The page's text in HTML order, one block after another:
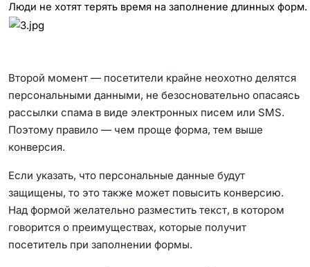
Люди не хотят терять время на заполнение длинных форм.
Второй момент — посетители крайне неохотно делятся
персональными данными, не безосновательно опасаясь
рассылки спама в виде электронных писем или SMS.
Поэтому правило — чем проще форма, тем выше
конверсия.
Если указать, что персональные данные будут
защищены, то это также может повысить конверсию.
Над формой желательно разместить текст, в котором
говорится о преимуществах, которые получит
посетитель при заполнении формы.